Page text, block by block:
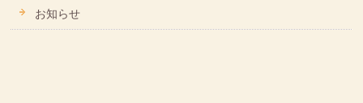
お知らせ